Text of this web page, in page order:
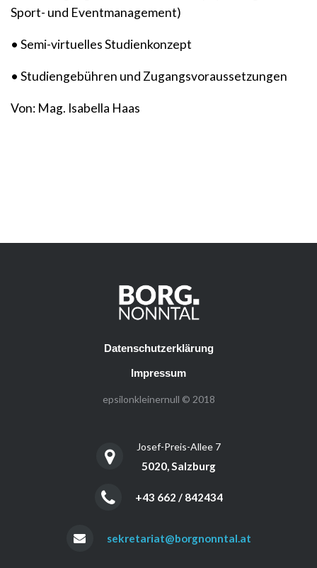
Sport- und Eventmanagement)
• Semi-virtuelles Studienkonzept
• Studiengebühren und Zugangsvoraussetzungen
Von: Mag. Isabella Haas
Datenschutzerklärung
Impressum
epsilonkleinernull © 2018
Josef-Preis-Allee 7
5020, Salzburg
+43 662 / 842434
sekretariat@borgnonntal.at